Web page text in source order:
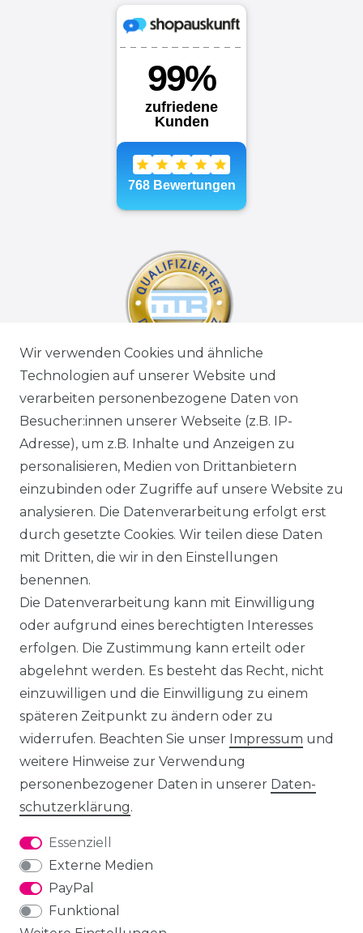
Wir verwenden Cookies und ähnliche
Technologien auf unserer Website und
verarbeiten personenbezogene Daten von
Besucher:innen unserer Webseite (z.B. IP-
Adresse), um z.B. Inhalte und Anzeigen zu
personalisieren, Medien von Drittanbietern
einzubinden oder Zugriffe auf unsere Website zu
analysieren. Die Datenverarbeitung erfolgt erst
durch gesetzte Cookies. Wir teilen diese Daten
mit Dritten, die wir in den Einstellungen
benennen.
Die Datenverarbeitung kann mit Einwilligung
oder aufgrund eines berechtigten Interesses
erfolgen. Die Zustimmung kann erteilt oder
abgelehnt werden. Es besteht das Recht, nicht
einzuwilligen und die Einwilligung zu einem
späteren Zeitpunkt zu ändern oder zu
widerrufen. Beachten Sie unser Impressum und
weitere Hinweise zur Verwendung
personenbezogener Daten in unserer Daten­
schutz­erklärung.
Essenziell
Externe Medien
PayPal
Funktional